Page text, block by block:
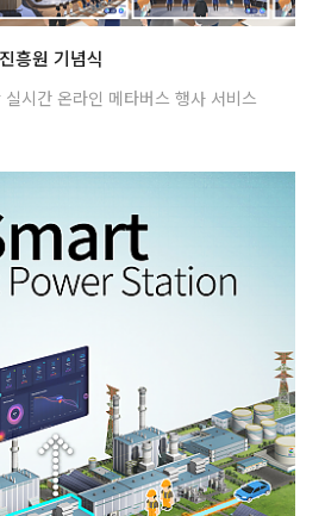
흥원 기념식
시간 온라인 메타버스 행사 서비스